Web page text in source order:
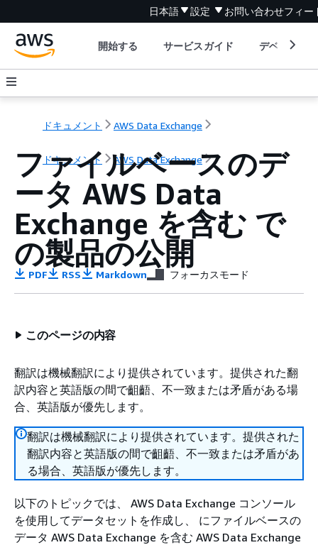
日本語 設定 お問い合わせフィー
開始する サービスガイド デベロッパ
ドキュメント AWS Data Exchange
ドキュメント AWS Data Exchange
ファイルベースのデ
ータ AWS Data
Exchange を含む で
の製品の公開
PDF RSS Markdown フォーカスモード
このページの内容
翻訳は機械翻訳により提供されています。提供された翻
訳内容と英語版の間で齟齬、不一致または矛盾がある場
合、英語版が優先します。
翻訳は機械翻訳により提供されています。提供された
翻訳内容と英語版の間で齟齬、不一致または矛盾があ
る場合、英語版が優先します。
以下のトピックでは、 AWS Data Exchange コンソール
を使用してデータセットを作成し、 にファイルベースの
データ AWS Data Exchange を含む AWS Data Exchange